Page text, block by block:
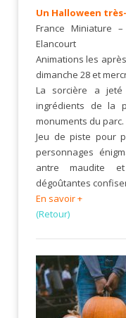
Un Halloween
France Miniature
Elancourt
Animations les
dimanche 28 et
La sorcière a
ingrédients de la
monuments du parc.
Jeu de piste pour
personnages
antre maudite
dégoûtantes
En savoir +
(Retour)